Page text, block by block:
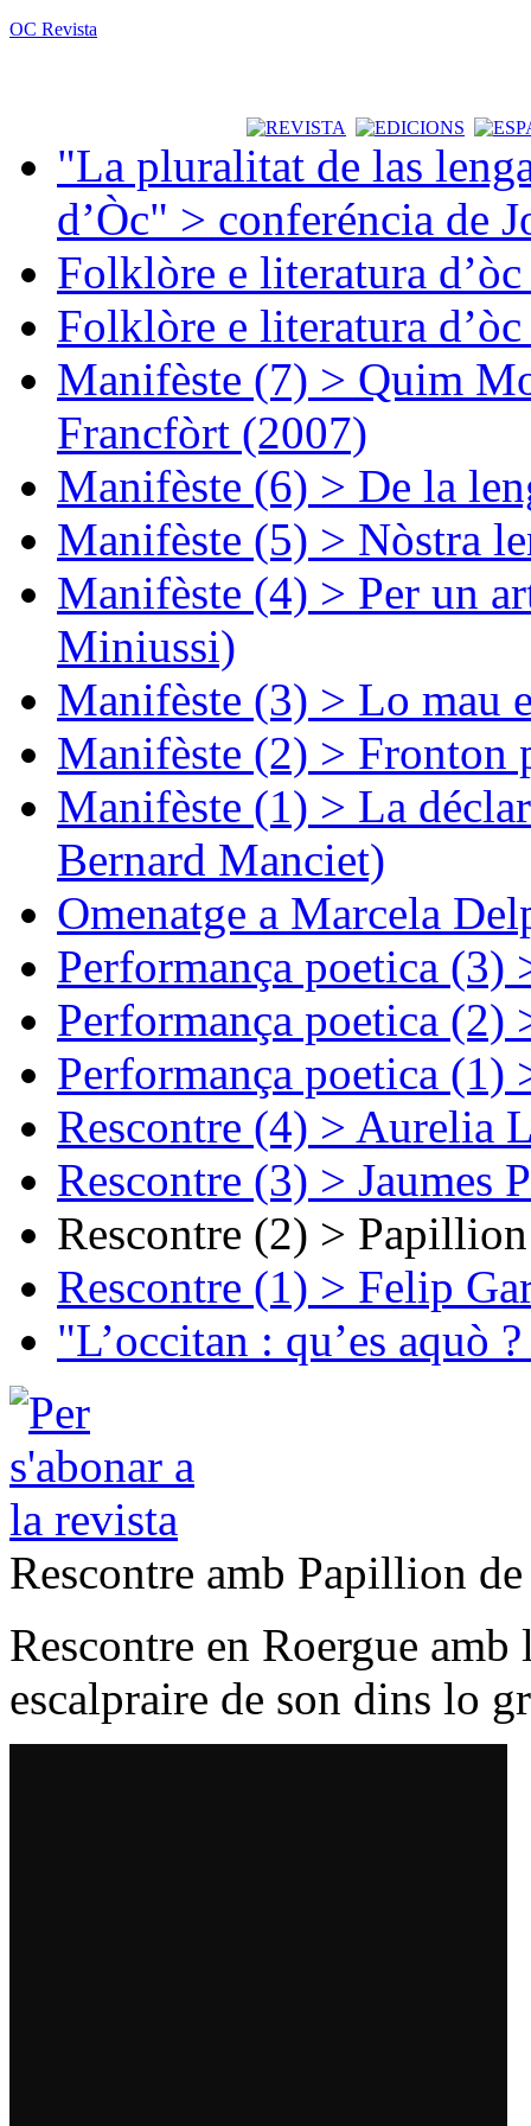
OC Revista
"La pluralitat de las
d’Òc" > conferéncia de
Folklòre e literatura
Folklòre e literatura
Manifèste (7) > Quim
Francfòrt (2007)
Manifèste (6) > De la
Manifèste (5) > Nòstra
Manifèste (4) > Per un
Miniussi)
Manifèste (3) > Lo mau
Manifèste (2) > Fronton
Manifèste (1) > La
Bernard Manciet)
Omenatge a Marcela
Performança poetica (3)
Performança poetica (2)
Performança poetica (1)
Rescontre (4) > Aurelia
Rescontre (3) > Jaumes
Rescontre (2) >
Rescontre (1) > Felip
"L’occitan : qu’es aquò
Rescontre amb Papillion
Rescontre en Roergue
escalpraire de son dins lo